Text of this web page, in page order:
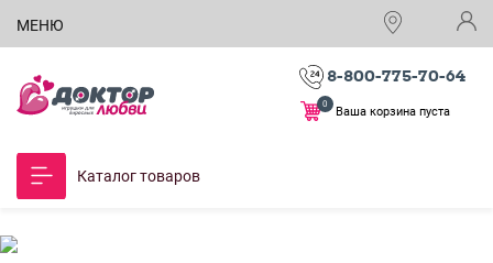
МЕНЮ
8-800-775-70-64
Ваша корзина пуста
0
Каталог товаров